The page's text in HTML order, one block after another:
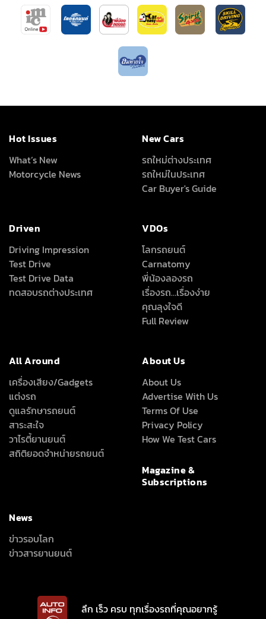
Hot Issues
What’s New
Motorcycle News
New Cars
รถใหม่ต่างประเทศ
รถใหม่ในประเทศ
Car Buyer's Guide
Driven
Driving Impression
Test Drive
Test Drive Data
ทดสอบรถต่างประเทศ
VDOs
โลกรถยนต์
Carnatomy
พี่น้องลองรถ
เรื่องรถ…เรื่องง่าย
คุณลุงใจดี
Full Review
All Around
เครื่องเสียง/Gadgets
แต่งรถ
ดูแลรักษารถยนต์
สาระสะใจ
วาไรตี้ยานยนต์
สถิติยอดจำหน่ายรถยนต์
About Us
About Us
Advertise With Us
Terms Of Use
Privacy Policy
How We Test Cars
Magazine &
Subscriptions
News
ข่าวรอบโลก
ข่าวสารยานยนต์
ลึก เร็ว ครบ ทุกเรื่องรถที่คุณอยากรู้